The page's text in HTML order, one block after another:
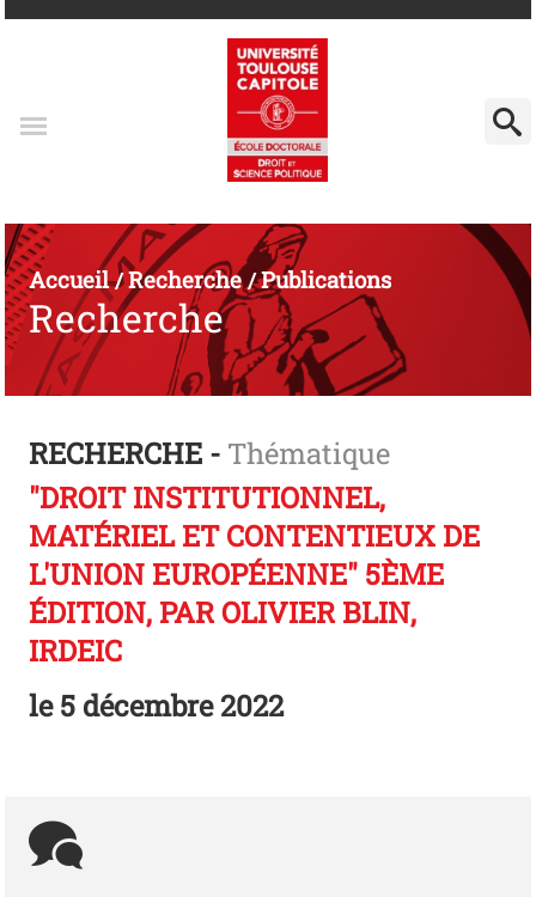
Accueil/Recherche/Publications
Recherche
RECHERCHE - Thématique
"DROIT INSTITUTIONNEL,
MATÉRIEL ET CONTENTIEUX DE
L'UNION EUROPÉENNE" 5ÈME
ÉDITION, PAR OLIVIER BLIN,
IRDEIC
le5 décembre 2022